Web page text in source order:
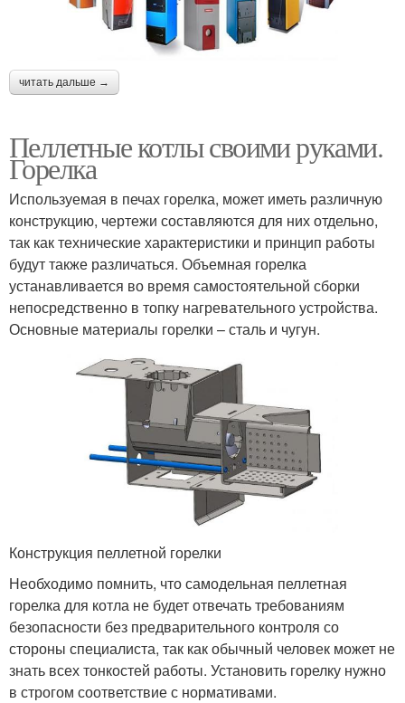
читать дальше →
Пеллетные котлы своими руками.
Горелка
Используемая в печах горелка, может иметь различную
конструкцию, чертежи составляются для них отдельно,
так как технические характеристики и принцип работы
будут также различаться. Объемная горелка
устанавливается во время самостоятельной сборки
непосредственно в топку нагревательного устройства.
Основные материалы горелки – сталь и чугун.
Конструкция пеллетной горелки
Необходимо помнить, что самодельная пеллетная
горелка для котла не будет отвечать требованиям
безопасности без предварительного контроля со
стороны специалиста, так как обычный человек может не
знать всех тонкостей работы. Установить горелку нужно
в строгом соответствие с нормативами.